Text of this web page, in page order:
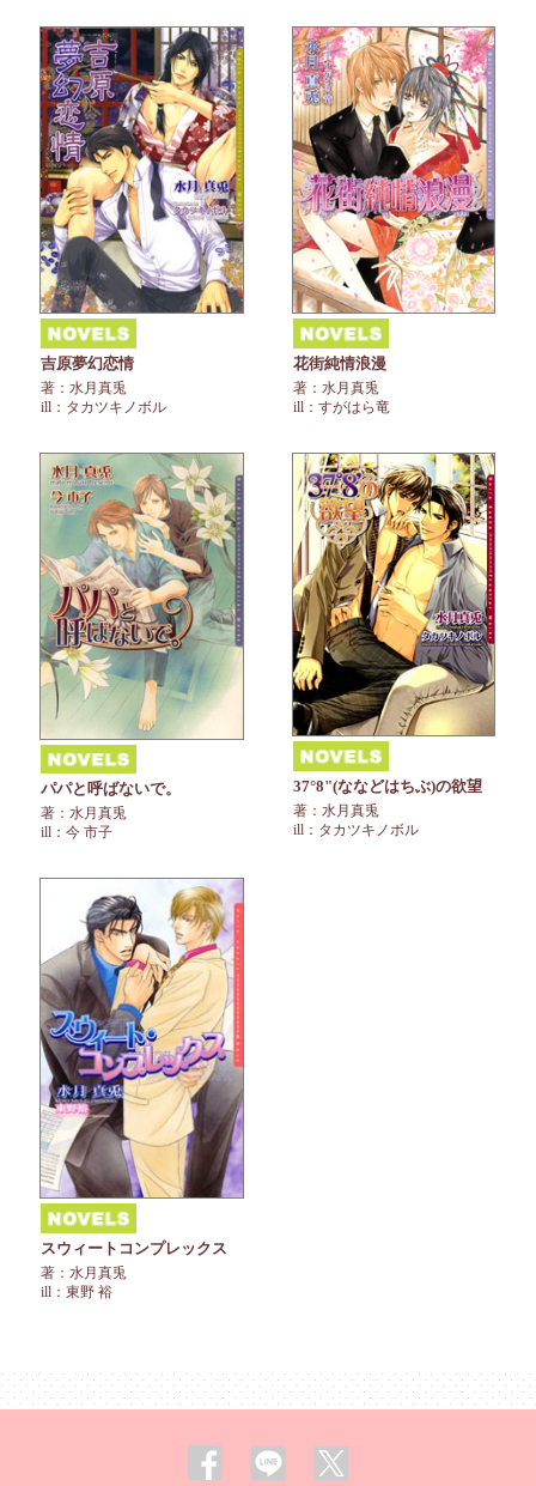
吉原夢幻恋情
著：水月真兎
ill：タカツキノボル
花街純情浪漫
著：水月真兎
ill：すがはら竜
パパと呼ばないで。
著：水月真兎
ill：今 市子
37°8"(ななどはちぶ)の欲望
著：水月真兎
ill：タカツキノボル
スウィートコンプレックス
著：水月真兎
ill：東野 裕